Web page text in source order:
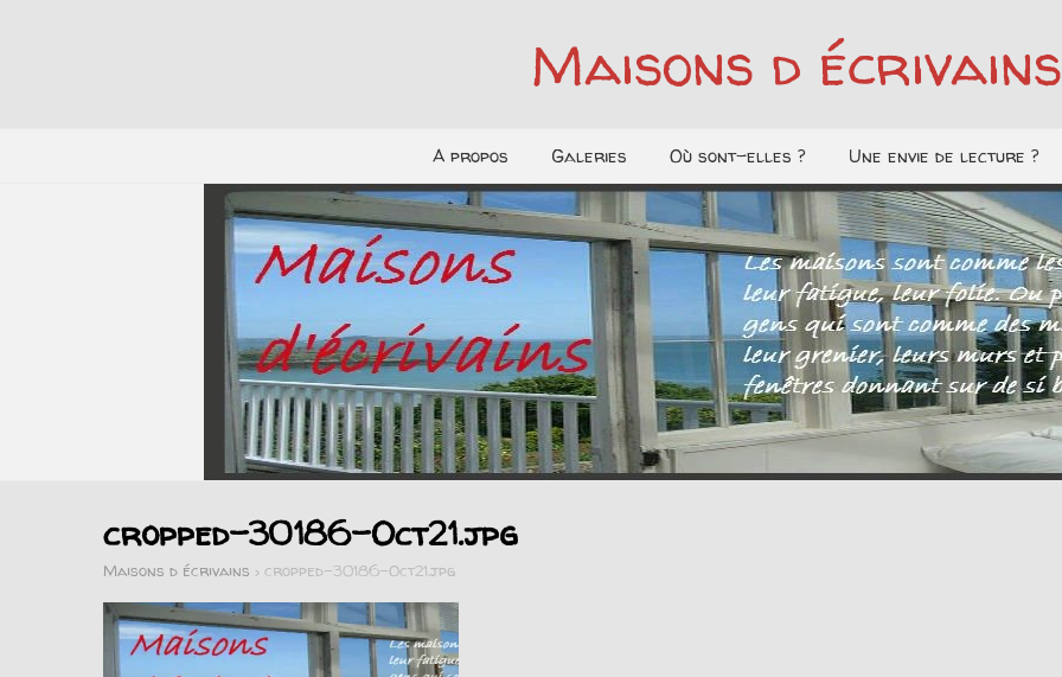
Maisons d écrivains
A propos Galeries Où sont-elles ? Une envie de lecture ?
cropped-30186-Oct21.jpg
Maisons d écrivains > cropped-30186-Oct21.jpg